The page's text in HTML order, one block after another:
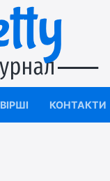
ВІРШІ КОНТАКТИ